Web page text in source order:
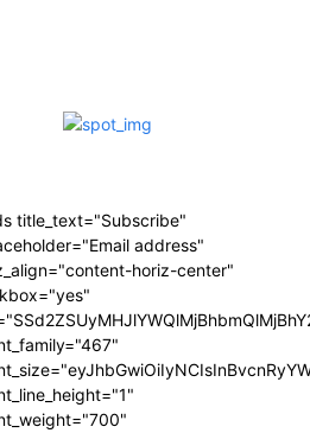
title_text="Subscribe"
address"
horiz-center"